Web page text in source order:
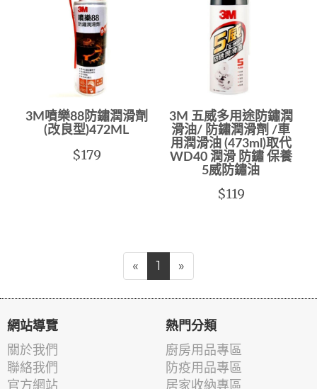
3M噴樂88防鏽潤滑劑
(改良型)472ML
$179
3M 五威多用途防鏽潤
滑油/ 防鏽潤滑劑 /車
用潤滑油 (473ml)取代
WD40 潤滑 防鏽 保養
5威防鏽油
$119
« 1 »
網站導覽
關於我們
聯絡我們
官方網站
熱門分類
廚房用品專區
防疫用品專區
居家收納專區